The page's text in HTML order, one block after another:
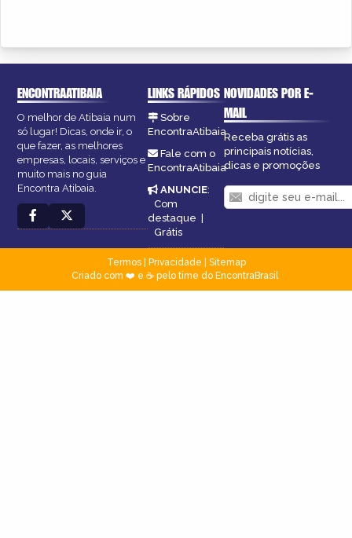
ENCONTRAATIBAIA
O melhor de Atibaia num
só lugar! Dicas, onde ir, o
que fazer, as melhores
empresas, locais, serviços e
muito mais no guia
Encontra Atibaia.
LINKS RÁPIDOS
Sobre
EncontraAtibaia
Fale com o
EncontraAtibaia
ANUNCIE:
Com
destaque |
Grátis
NOVIDADES POR E-
MAIL
Receba grátis as
principais notícias,
dicas e promoções
Termos| Privacidade
Sitemap
Criado com ❤️ e ☕ pelo time do EncontraBrasil